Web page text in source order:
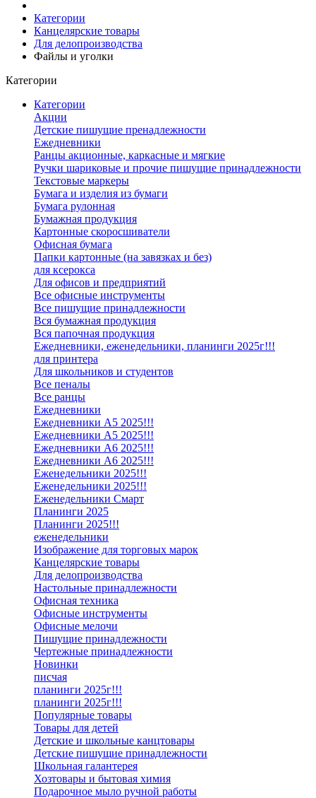
Категории
Канцелярские товары
Для делопроизводства
Файлы и уголки
Категории
Категории
Акции
Детские пишущие пренадлежности
Ежедневники
Ранцы акционные, каркасные и мягкие
Ручки шариковые и прочие пишущие принадлежности
Текстовые маркеры
Бумага и изделия из бумаги
Бумага рулонная
Бумажная продукция
Картонные скоросшиватели
Офисная бумага
Папки картонные (на завязках и без)
для ксерокса
Для офисов и предприятий
Все офисные инструменты
Все пишущие принадлежности
Вся бумажная продукция
Вся папочная продукция
Ежедневники, еженедельники, планинги 2025г!!!
для принтера
Для школьников и студентов
Все пеналы
Все ранцы
Ежедневники
Ежедневники А5 2025!!!
Ежедневники А5 2025!!!
Ежедневники А6 2025!!!
Ежедневники А6 2025!!!
Еженедельники 2025!!!
Еженедельники 2025!!!
Еженедельники Смарт
Планинги 2025
Планинги 2025!!!
еженедельники
Изображение для торговых марок
Канцелярские товары
Для делопроизводства
Настольные принадлежности
Офисная техника
Офисные инструменты
Офисные мелочи
Пишущие принадлежности
Чертежные принадлежности
Новинки
писчая
планинги 2025г!!!
планинги 2025г!!!
Популярные товары
Товары для детей
Детские и школьные канцтовары
Детские пишущие принадлежности
Школьная галантерея
Хозтовары и бытовая химия
Подарочное мыло ручной работы